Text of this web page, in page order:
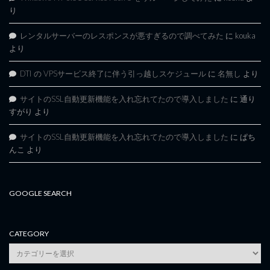
り
レンタルサーバーのレスポンスが悪すぎるので調べてみた に kouka
より
DTI の VPSサービス終了に伴う引っ越しスケジュール に 名無し より
サイトのSSL自動更新機能を入れ忘れてたので導入しました に 通り
すがり より
サイトのSSL自動更新機能を入れ忘れてたので導入しました に ぱち
んこ より
GOOGLE SEARCH
CATEGORY
category